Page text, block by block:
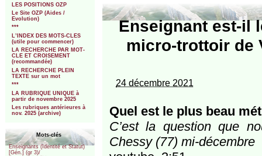
LES POSITIONS OZP
Le Site OZP (Aides /
Evolution)
***
L’INDEX DES MOTS-CLES
(utile pour commencer)
LA RECHERCHE PAR MOT-
CLE ET CROISEMENT
(recommandée)
LA RECHERCHE PLEIN
TEXTE sur un mot
***
LA RUBRIQUE UNIQUE à
partir de novembre 2025
Les rubriques antérieures à
nov. 2025 (archive)
Mots-clés
Enseignants (Identité et Statut)
[Gén.] (gr 3)/
Enseignant est-il
micro-trottoir de
24 décembre 2021
Quel est le plus beau
C’est la question que
Chessy (77) mi-décembre